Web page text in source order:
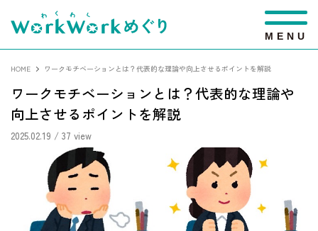
M E N U
HOME ワークモチベーションとは？代表的な理論や向上させるポイントを解説
ワークモチベーションとは？代表的な理論や
向上させるポイントを解説
2025.02.19 / 37 view